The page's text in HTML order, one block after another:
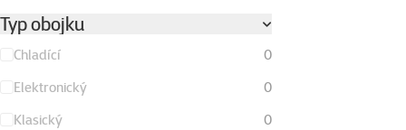
Typ obojku
Chladící
0
Elektronický
0
Klasický
0